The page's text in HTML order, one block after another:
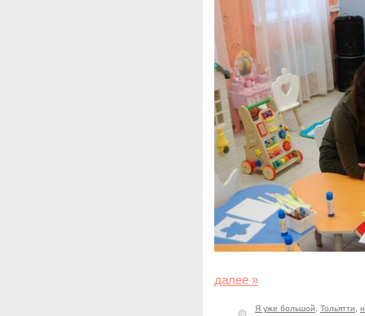
далее »
Я уже большой Тольятти